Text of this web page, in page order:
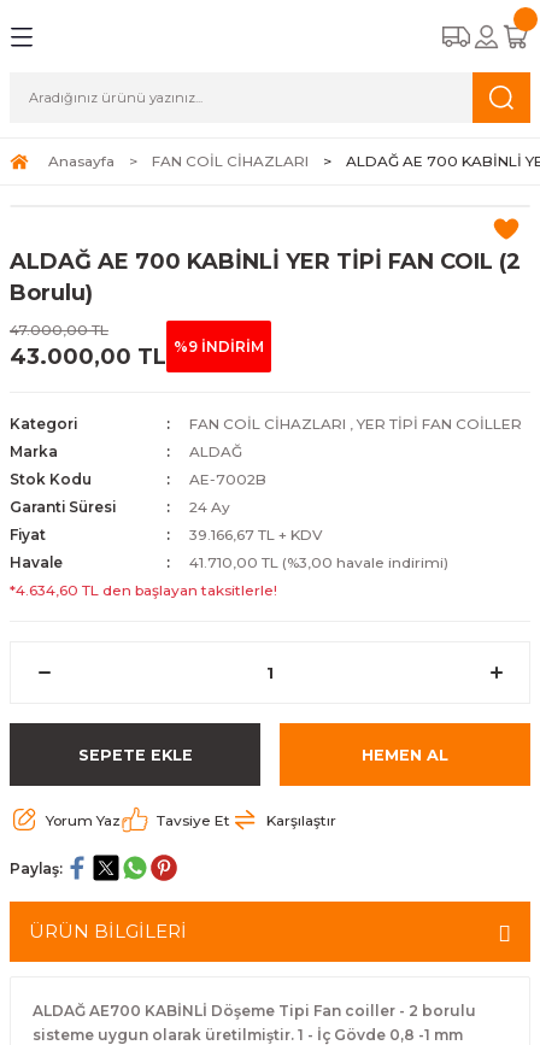
KASET TİPİ FAN COİLLER
FAN COİLLER
COİLLER
KAZANLAR
APAREYLERİ
APAREYLERİ
Anasayfa FAN COİL CİHAZLARI ALDAĞ AE 700 KABİNLİ
ALDAĞ AE 700 KABİNLİ YER TİPİ FAN COIL (2
Borulu)
47.000,00 TL
43.000,00 TL %9 İNDİRİM
Kategori FAN COİL CİHAZLARI ,YER TİPİ FAN COİLLER
Marka
ALDAĞ
Stok Kodu
AE-7002B
Garanti Süresi
24 Ay
Fiyat
39.166,67 TL + KDV
Havale
41.710,00 TL (%3,00 havale indirimi)
*4.634,60 TL den başlayan taksitlerle!
SEPETE EKLE HEMEN AL
Yorum Yaz Tavsiye Et Karşılaştır
Paylaş:
ÜRÜN BİLGİLERİ
ALDAĞ AE700 KABİNLİ Döşeme Tipi Fan coiller - 2 borulu
sisteme uygun olarak üretilmiştir. 1 - İç Gövde 0,8 -1 mm